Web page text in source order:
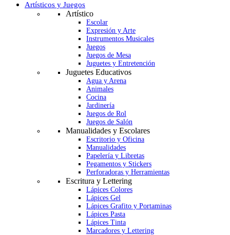
Artísticos y Juegos
Artístico
Escolar
Expresión y Arte
Instrumentos Musicales
Juegos
Juegos de Mesa
Juguetes y Entretención
Juguetes Educativos
Agua y Arena
Animales
Cocina
Jardinería
Juegos de Rol
Juegos de Salón
Manualidades y Escolares
Escritorio y Oficina
Manualidades
Papelería y Libretas
Pegamentos y Stickers
Perforadoras y Herramientas
Escritura y Lettering
Lápices Colores
Lápices Gel
Lápices Grafito y Portaminas
Lápices Pasta
Lápices Tinta
Marcadores y Lettering